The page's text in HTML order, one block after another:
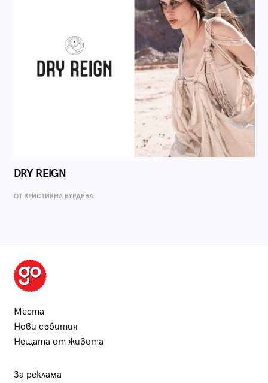
DRY REIGN
ОТ КРИСТИЯНА БУРДЕВА
Места
Нови събития
Нещата от живота
За реклама